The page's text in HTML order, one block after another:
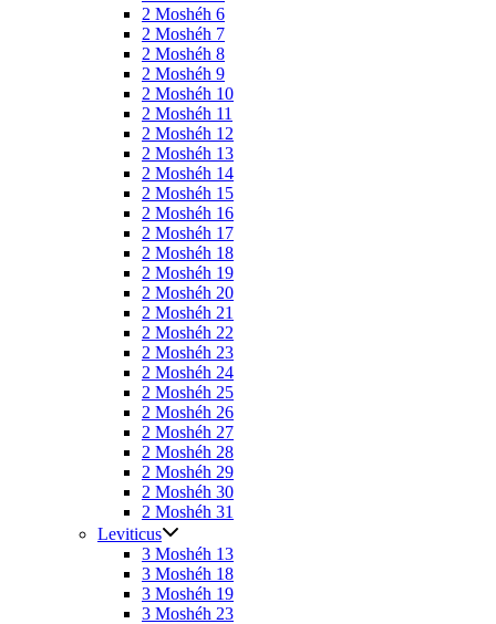
2 Moshéh 6
2 Moshéh 7
2 Moshéh 8
2 Moshéh 9
2 Moshéh 10
2 Moshéh 11
2 Moshéh 12
2 Moshéh 13
2 Moshéh 14
2 Moshéh 15
2 Moshéh 16
2 Moshéh 17
2 Moshéh 18
2 Moshéh 19
2 Moshéh 20
2 Moshéh 21
2 Moshéh 22
2 Moshéh 23
2 Moshéh 24
2 Moshéh 25
2 Moshéh 26
2 Moshéh 27
2 Moshéh 28
2 Moshéh 29
2 Moshéh 30
2 Moshéh 31
Leviticus
3 Moshéh 13
3 Moshéh 18
3 Moshéh 19
3 Moshéh 23